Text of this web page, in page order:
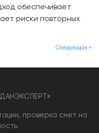
обеспечивает
риски повторных
Следующая »
проверка смет на